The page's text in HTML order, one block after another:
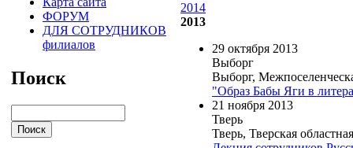
ФОРУМ
ДЛЯ СОТРУДНИКОВ
филиалов
Поиск
2014
2013
29 октября 2013
Выборг
Выборг,
"Образ Бабы Яги в
21 ноября 2013
Тверь
Тверь, Тверская